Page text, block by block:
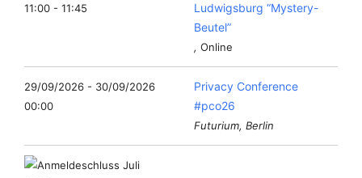
11:00 - 11:45
Ludwigsburg “Mystery-
Beutel”
, Online
29/09/2026 - 30/09/2026
00:00
Privacy Conference
#pco26
Futurium, Berlin